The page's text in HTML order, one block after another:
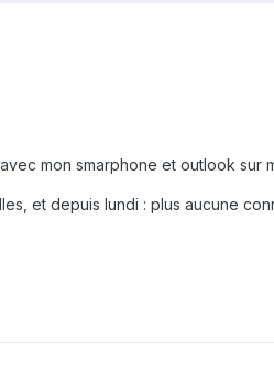
mon smarphone et outlook sur
et depuis lundi : plus aucune